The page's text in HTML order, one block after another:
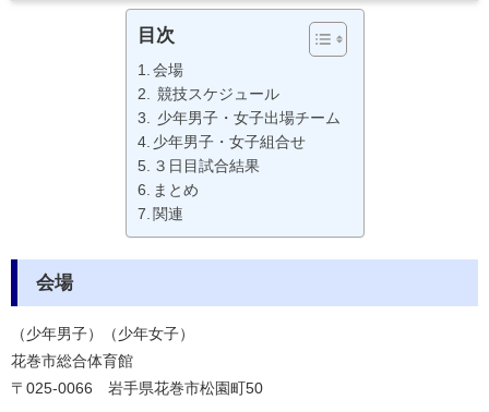
目次
会場
競技スケジュール
少年男子・女子出場チーム
少年男子・女子組合せ
３日目試合結果
まとめ
関連
会場
（少年男子）（少年女子）
花巻市総合体育館
〒025-0066 岩手県花巻市松園町50